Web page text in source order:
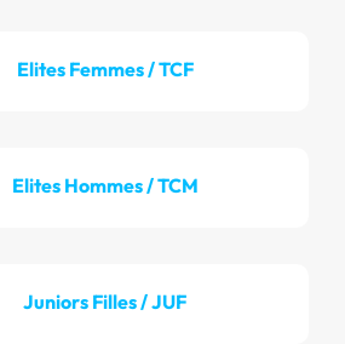
Elites Femmes / TCF
Elites Hommes / TCM
Juniors Filles / JUF